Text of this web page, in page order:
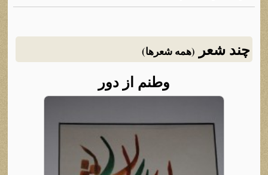
چند شعر (همه شعرها)
وطنم از دور